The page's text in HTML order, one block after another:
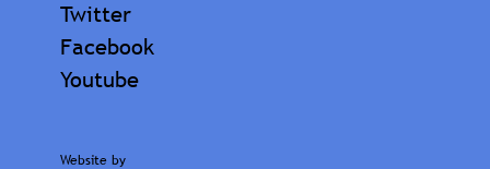
Twitter
Facebook
Youtube
Website by